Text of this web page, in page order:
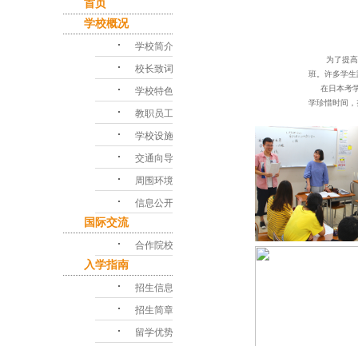
为了提
班。许多学
在日本考
学珍惜时间
首页
学校概况
･ 学校简介
･ 校长致词
･ 学校特色
･ 教职员工
･ 学校设施
･ 交通向导
･ 周围环境
･ 信息公开
国际交流
･ 合作院校
入学指南
･ 招生信息
･ 招生简章
･ 留学优势